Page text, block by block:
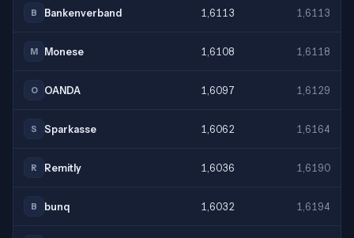
B Bankenverband 1,6113 1,6113
M Monese 1,6108 1,6118
O OANDA 1,6097 1,6129
S Sparkasse 1,6062 1,6164
R Remitly 1,6036 1,6190
B bunq 1,6032 1,6194